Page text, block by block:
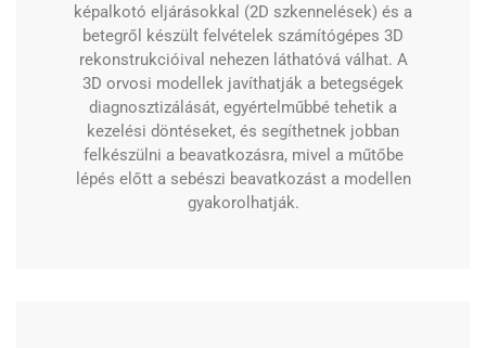
képalkotó eljárásokkal (2D szkennelések) és a
betegről készült felvételek számítógépes 3D
rekonstrukcióival nehezen láthatóvá válhat. A
3D orvosi modellek javíthatják a betegségek
diagnosztizálását, egyértelműbbé tehetik a
kezelési döntéseket, és segíthetnek jobban
felkészülni a beavatkozásra, mivel a műtőbe
lépés előtt a sebészi beavatkozást a modellen
gyakorolhatják.